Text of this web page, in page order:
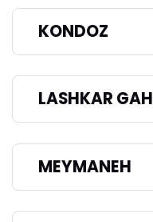
KONDOZ
LASHKAR GAH
MEYMANEH